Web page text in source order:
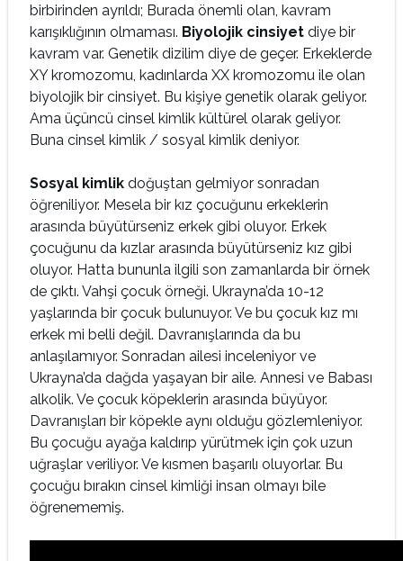
birbirinden ayrıldı; Burada önemli olan, kavram
karışıklığının olmaması. Biyolojik cinsiyet diye bir
kavram var. Genetik dizilim diye de geçer. Erkeklerde
XY kromozomu, kadınlarda XX kromozomu ile olan
biyolojik bir cinsiyet. Bu kişiye genetik olarak geliyor.
Ama üçüncü cinsel kimlik kültürel olarak geliyor.
Buna cinsel kimlik / sosyal kimlik deniyor.
Sosyal kimlik doğuştan gelmiyor sonradan
öğreniliyor. Mesela bir kız çocuğunu erkeklerin
arasında büyütürseniz erkek gibi oluyor. Erkek
çocuğunu da kızlar arasında büyütürseniz kız gibi
oluyor. Hatta bununla ilgili son zamanlarda bir örnek
de çıktı. Vahşi çocuk örneği. Ukrayna’da 10-12
yaşlarında bir çocuk bulunuyor. Ve bu çocuk kız mı
erkek mi belli değil. Davranışlarında da bu
anlaşılamıyor. Sonradan ailesi inceleniyor ve
Ukrayna’da dağda yaşayan bir aile. Annesi ve Babası
alkolik. Ve çocuk köpeklerin arasında büyüyor.
Davranışları bir köpekle aynı olduğu gözlemleniyor.
Bu çocuğu ayağa kaldırıp yürütmek için çok uzun
uğraşlar veriliyor. Ve kısmen başarılı oluyorlar. Bu
çocuğu bırakın cinsel kimliği insan olmayı bile
öğrenememiş.